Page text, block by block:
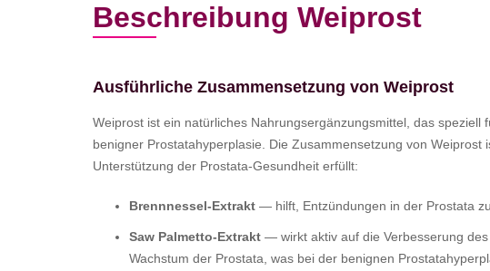
Beschreibung Weiprost
Ausführliche Zusammensetzung von Weiprost
Weiprost ist ein natürliches Nahrungsergänzungsmittel, das
benigner Prostatahyperplasie. Die Zusammensetzung von
Unterstützung der Prostata-Gesundheit erfüllt:
Brennnessel-Extrakt — hilft, Entzündungen in der Prostata
Saw Palmetto-Extrakt — wirkt aktiv auf die Verbesserung
Wachstum der Prostata, was bei der benignen